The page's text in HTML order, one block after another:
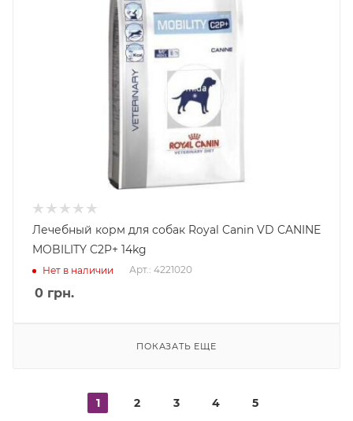
Лечебный корм для собак Royal Canin VD CANINE
MOBILITY C2P+ 14kg
Нет в наличии Арт.: 4221020
0 грн.
ПОКАЗАТЬ ЕЩЕ
1 2 3 4 5